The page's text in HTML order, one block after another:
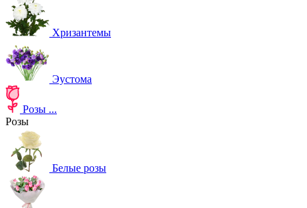
Хризантемы
Эустома
Розы ...
Розы
Белые розы